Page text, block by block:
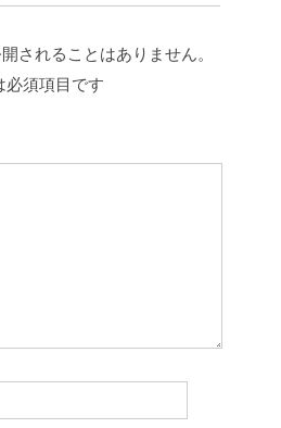
されることはありません。
必須項目です